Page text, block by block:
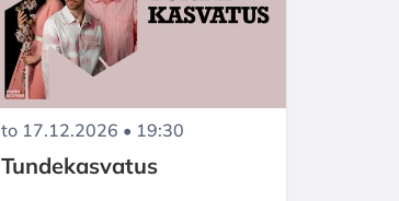
to 17.12.2026 • 19:30
Tundekasvatus